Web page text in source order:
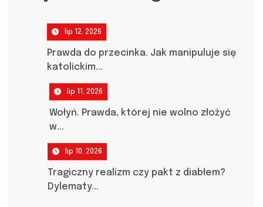
lip 12, 2026
Prawda do przecinka. Jak manipuluje się
katolickim...
lip 11, 2026
Wołyń. Prawda, której nie wolno złożyć
w...
lip 10, 2026
Tragiczny realizm czy pakt z diabłem?
Dylematy...